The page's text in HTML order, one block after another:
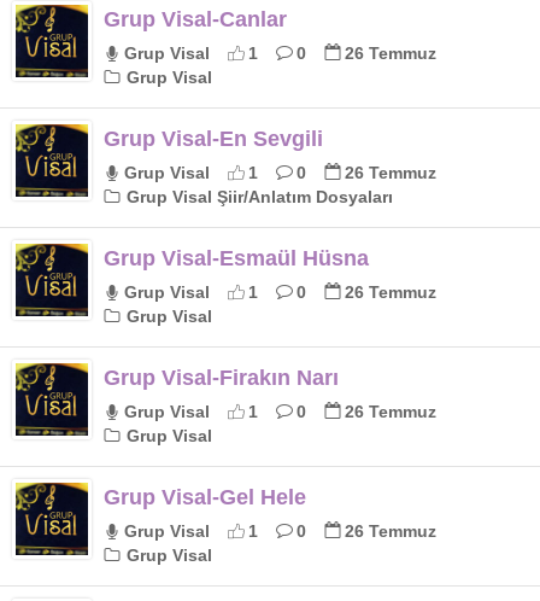
Grup Visal-Canlar
Grup Visal 1 0
26 Temmuz
Grup Visal
Grup Visal-En Sevgili
Grup Visal 1 0
26 Temmuz
Grup Visal Şiir/Anlatım Dosyaları
Grup Visal-Esmaül Hüsna
Grup Visal 1 0
26 Temmuz
Grup Visal
Grup Visal-Firakın Narı
Grup Visal 1 0
26 Temmuz
Grup Visal
Grup Visal-Gel Hele
Grup Visal 1 0
26 Temmuz
Grup Visal